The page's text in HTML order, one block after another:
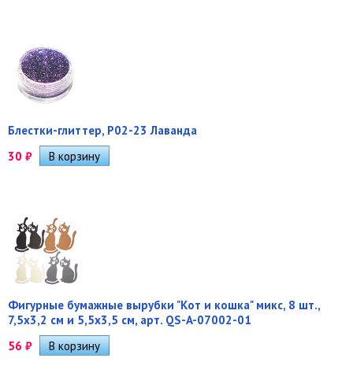
Блестки-глиттер, Р02-23 Лаванда
30 ₽
Фигурные бумажные вырубки "Кот и кошка" микс, 8 шт.,
7,5х3,2 см и 5,5х3,5 см, арт. QS-A-07002-01
56 ₽